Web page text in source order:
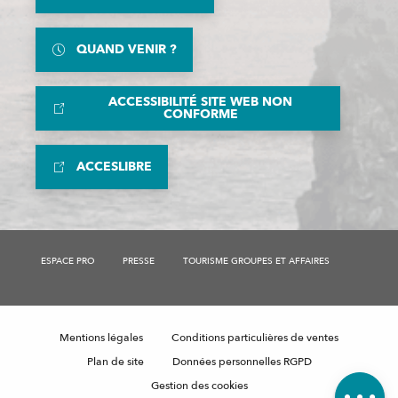
Avis
QUAND VENIR ?
ACCESSIBILITÉ SITE WEB NON
CONFORME
ACCESLIBRE
ESPACE PRO PRESSE TOURISME GROUPES ET AFFAIRES
Mentions légales
Conditions particulières de ventes
Plan de site
Données personnelles RGPD
Gestion des cookies